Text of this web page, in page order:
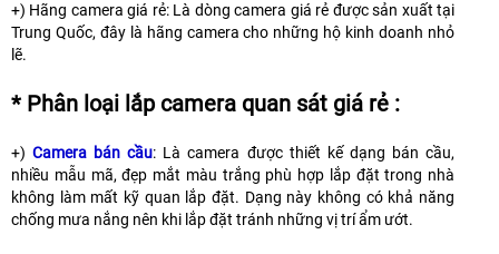
+) Hãng camera giá rẻ: Là dòng camera giá rẻ được sản xuất tại
Trung Quốc, đây là hãng camera cho những hộ kinh doanh nhỏ
lẽ.
* Phân loại lắp camera quan sát giá rẻ :
+)Camera bán cầu: Là camera được thiết kế dạng bán cầu,
nhiều mẫu mã, đẹp mắt màu trắng phù hợp lắp đặt trong nhà
không làm mất kỹ quan lắp đặt. Dạng này không có khả năng
chống mưa nắng nên khi lắp đặt tránh những vị trí ẩm ướt.